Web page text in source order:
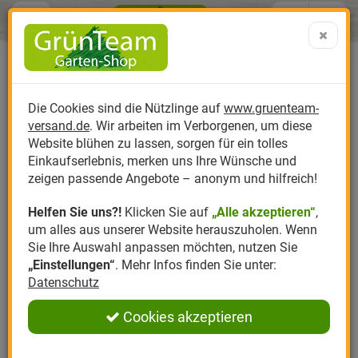
Produktkatalog
Anzucht
Dünger
Erde
Kompost
Pflanzenstärkung
Nützlinge Nützlinge gegen
Nützlingsarten
Nützlingsförderung
Nützlingszubehör
Hersteller
Biplantol
Felco
Gloria
Greenfield
Romberg
Themenwelt
Gemüsegarten
Rasen
Rosen
Ziergarten
Kräutergarten
Ratgeber
Aktuelle Themen
Schädlinge aktuell
Angebote
Sparsets / Set-
Angebote
0 ARTIKEL IM WARENKORB
Ergebnisse () Fertig
Menü Search
GemüseDünger Erfahrungen &
Meinungen
0
Einloggen und Bewertung schreiben
0 Bewertungen
0 Bewertungen
0 Bewertungen
Die Cookies sind die Nützlinge auf www.gruenteam-
versand.de. Wir arbeiten im Verborgenen, um diese
Website blühen zu lassen, sorgen für ein tolles
Einkaufserlebnis, merken uns Ihre Wünsche und
zeigen passende Angebote – anonym und hilfreich!
Helfen Sie uns?! Klicken Sie auf „Alle akzeptieren“,
um alles aus unserer Website herauszuholen. Wenn
Sie Ihre Auswahl anpassen möchten, nutzen Sie
„Einstellungen“. Mehr Infos finden Sie unter:
Datenschutz
Cookies akzeptieren